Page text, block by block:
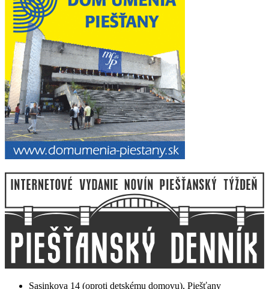
Sasinkova 14 (oproti detskému domovu), Piešťany